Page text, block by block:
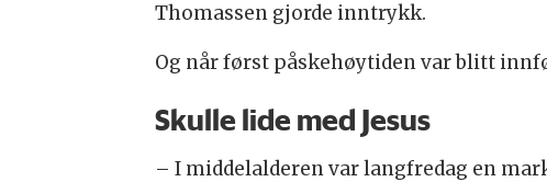
Thomassen gjorde inntrykk.
Og når først påskehøytiden var blitt
Skulle lide med Jesus
– I middelalderen var langfredag en